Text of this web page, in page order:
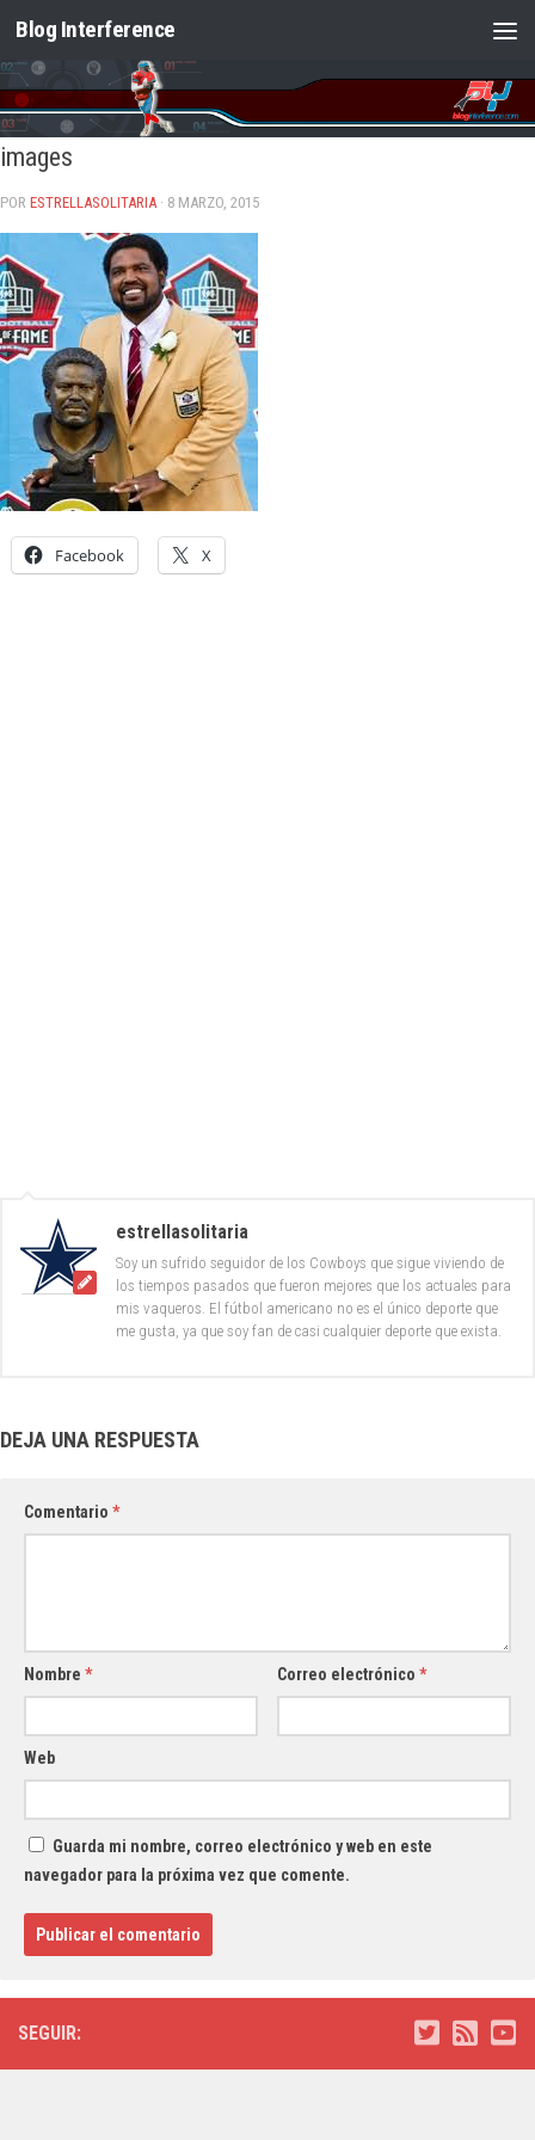
Saltar al contenido
Blog Interference
images
POR ESTRELLASOLITARIA · 8 MARZO, 2015
Facebook X
estrellasolitaria
Soy un sufrido seguidor de los Cowboys que sigue viviendo de
los tiempos pasados que fueron mejores que los actuales para
mis vaqueros. El fútbol americano no es el único deporte que
me gusta, ya que soy fan de casi cualquier deporte que exista.
DEJA UNA RESPUESTA
Comentario *
Nombre * Correo electrónico*
Web
Guarda mi nombre, correo electrónico y web en este
navegador para la próxima vez que comente.
SEGUIR: